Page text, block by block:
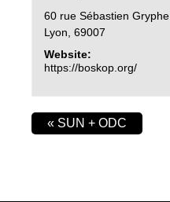
60 rue Sébastien Gryphe
Lyon 69007
Website:
https://boskop.org/
« SUN + ODC